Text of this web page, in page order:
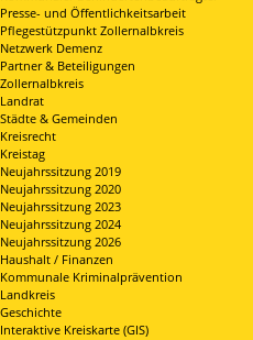
Presse- und Öffentlichkeitsarbeit
Pflegestützpunkt Zollernalbkreis
Netzwerk Demenz
Partner & Beteiligungen
Zollernalbkreis
Landrat
Städte & Gemeinden
Kreisrecht
Kreistag
Neujahrssitzung 2019
Neujahrssitzung 2020
Neujahrssitzung 2023
Neujahrssitzung 2024
Neujahrssitzung 2026
Haushalt / Finanzen
Kommunale Kriminalprävention
Landkreis
Geschichte
Interaktive Kreiskarte (GIS)